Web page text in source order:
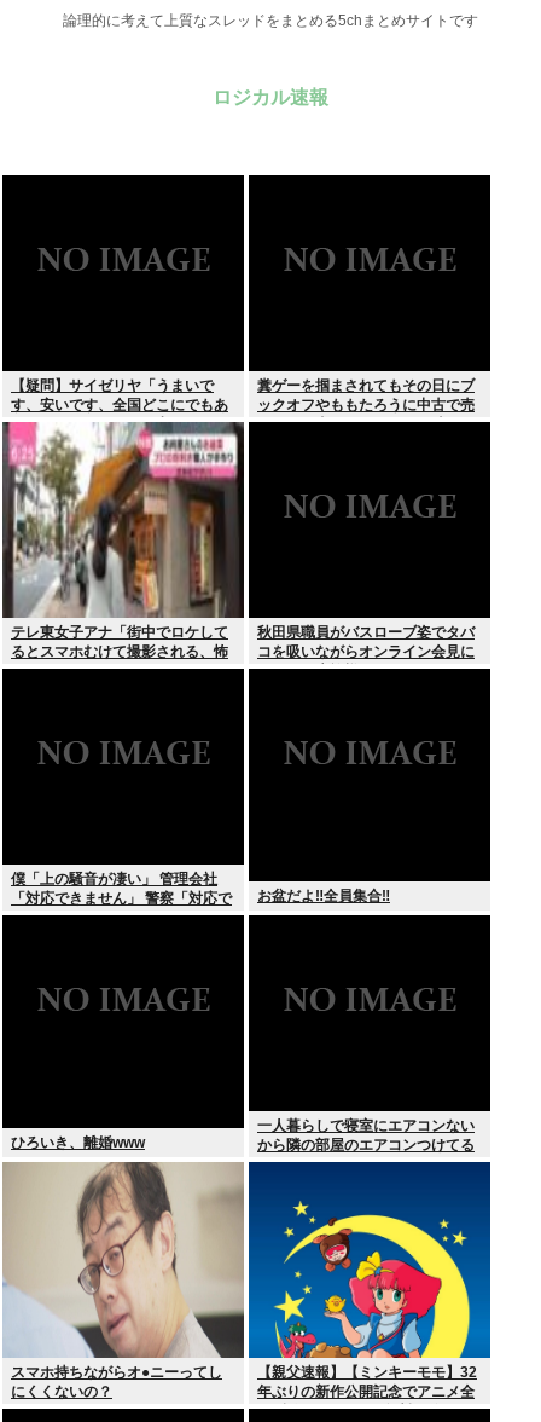
論理的に考えて上質なスレッドをまとめる5chまとめサイトです
ロジカル速報
【疑問】サイゼリヤ「うまいで
す、安いです、全国どこにでもあ
ります」←こいつの弱点
糞ゲーを掴まされてもその日にブ
ックオフやももたろうに中古で売
りつける事ができなくなる時代に
テレ東女子アナ「街中でロケして
るとスマホむけて撮影される、怖
いからやめてね」
秋田県職員がバスローブ姿でタバ
コを吸いながらオンライン会見に
どこのお貴族様だよw
僕「上の騒音が凄い」 管理会社
「対応できません」 警察「対応で
きません」
お盆だよ‼全員集合‼
ひろいき、離婚www
一人暮らしで寝室にエアコンない
から隣の部屋のエアコンつけてる
スマホ持ちながらオ●ニーってし
にくくないの？
【親父速報】【ミンキーモモ】32
年ぶりの新作公開記念でアニメ全
128話をYouTubeで無料配信。8月